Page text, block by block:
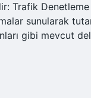
Trafik Denetleme
sunularak
gibi mevcut